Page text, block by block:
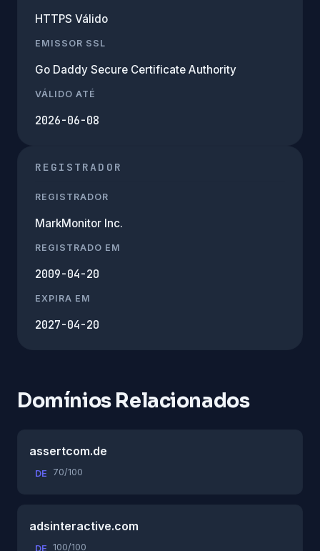
HTTPS Válido
EMISSOR SSL
Go Daddy Secure Certificate Authority
VÁLIDO ATÉ
2026-06-08
REGISTRADOR
REGISTRADOR
MarkMonitor Inc.
REGISTRADO EM
2009-04-20
EXPIRA EM
2027-04-20
Domínios Relacionados
assertcom.de
DE 70/100
adsinteractive.com
DE 100/100